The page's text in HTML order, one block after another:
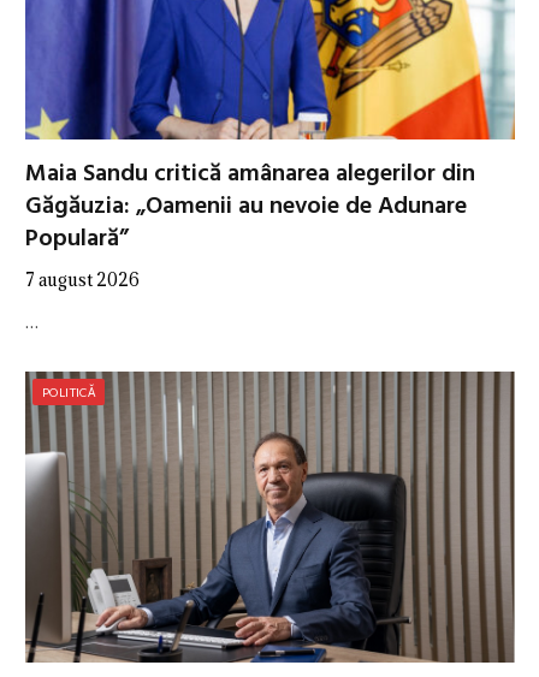
Maia Sandu critică amânarea alegerilor din
Găgăuzia: „Oamenii au nevoie de Adunare
Populară”
7 august 2026
…
POLITICĂ